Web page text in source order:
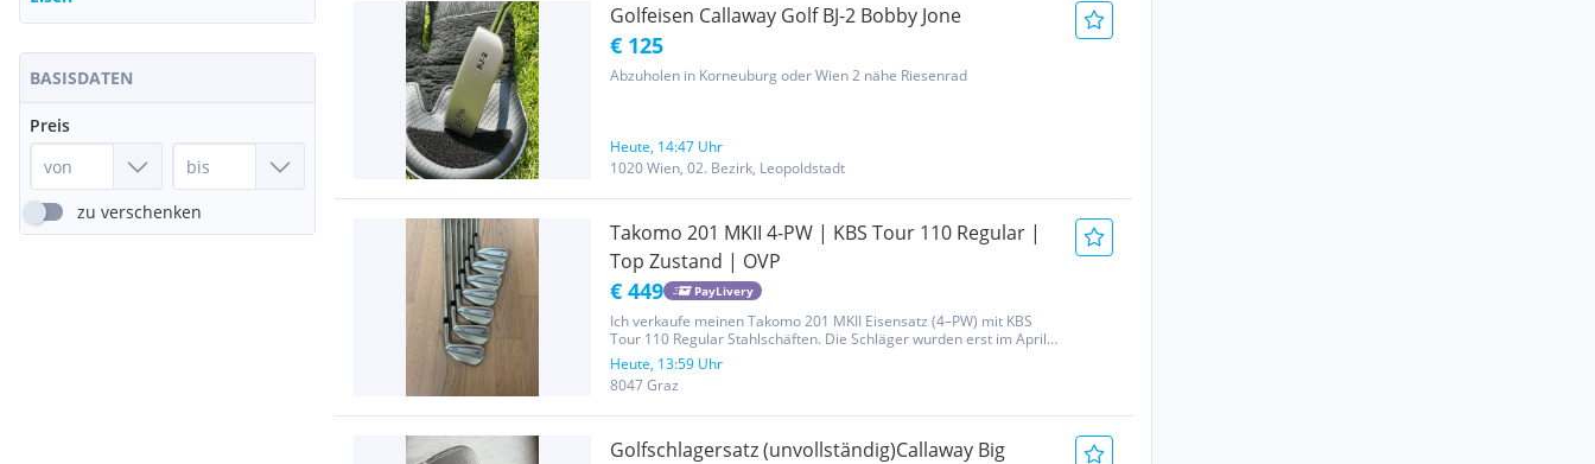
BASISDATEN
Preis
zu verschenken
Golfeisen Callaway Golf BJ-2 Bobby Jone
€ 125
Abzuholen in Korneuburg oder Wien 2 nähe Riesenrad
Heute, 14:47 Uhr
1020 Wien, 02. Bezirk, Leopoldstadt
Takomo 201 MKII 4-PW | KBS Tour 110 Regular |
Top Zustand | OVP
€ 449 PayLivery
Ich verkaufe meinen Takomo 201 MKII Eisensatz (4–PW) mit KBS
Tour 110 Regular Stahlschäften. Die Schläger wurden erst im April
2026 neu gekauft und insgesamt nur sehr wenig gespielt. Ich
musste leider auf einen anderen Schaft umsteigen. Besonders...
Heute, 13:59 Uhr
8047 Graz
Golfschlagersatz (unvollständig)Callaway Big